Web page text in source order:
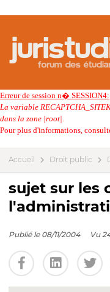
Erreur de session n� SESSION4:
La variable
dans la zone |root|.
Pour plus d'informations,
Accueil Droit public
sujet sur les
Publié le 08/11/2004 Vu